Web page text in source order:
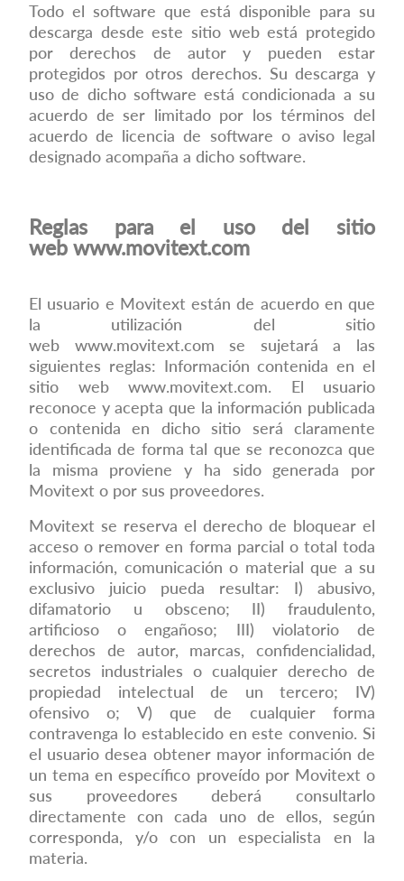
Todo el software que está disponible para su
descarga desde este sitio web está protegido
por derechos de autor y pueden estar
protegidos por otros derechos. Su descarga y
uso de dicho software está condicionada a su
acuerdo de ser limitado por los términos del
acuerdo de licencia de software o aviso legal
designado acompaña a dicho software.
Reglas para el uso del sitio
web www.movitext.com
El usuario e Movitext están de acuerdo en que
la utilización del sitio
web www.movitext.com se sujetará a las
siguientes reglas: Información contenida en el
sitio web www.movitext.com. El usuario
reconoce y acepta que la información publicada
o contenida en dicho sitio será claramente
identificada de forma tal que se reconozca que
la misma proviene y ha sido generada por
Movitext o por sus proveedores.
Movitext se reserva el derecho de bloquear el
acceso o remover en forma parcial o total toda
información, comunicación o material que a su
exclusivo juicio pueda resultar: I) abusivo,
difamatorio u obsceno; II) fraudulento,
artificioso o engañoso; III) violatorio de
derechos de autor, marcas, confidencialidad,
secretos industriales o cualquier derecho de
propiedad intelectual de un tercero; IV)
ofensivo o; V) que de cualquier forma
contravenga lo establecido en este convenio. Si
el usuario desea obtener mayor información de
un tema en específico proveído por Movitext o
sus proveedores deberá consultarlo
directamente con cada uno de ellos, según
corresponda, y/o con un especialista en la
materia.